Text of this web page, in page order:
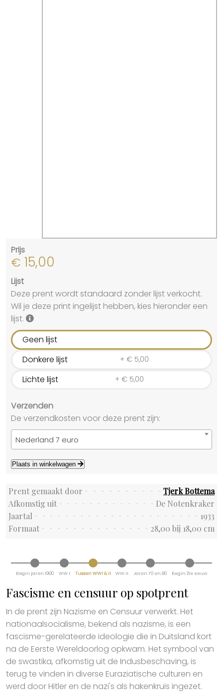
Prijs
€ 15,00
Lijst
Deze prent wordt standaard zonder lijst verkocht.
Wil je deze print ingelijst hebben, kies hieronder een
lijst.
Geen lijst
Donkere lijst
+ € 5,00
Lichte lijst + € 5,00
Verzenden
De verzendkosten voor deze prent zijn:
Nederland 7 euro
Plaats in winkelwagen
Prent gemaakt door
Tjerk Bottema
Afkomstig uit
De Notenkraker
Jaartal
1933
Formaat
28,00 bij 18,00 cm
Begin jaren 1900 WW I Tussen WWI & II WW II Jaren 70 en 80 Begin 21e eeuw
Fascisme en censuur op spotprent
In de prent zijn Nazisme en Censuur verwerkt. Het
nationaalsocialisme, bekend als nazisme, is een
fascisme-gerelateerde ideologie die in Duitsland kort
na de Eerste Wereldoorlog opkwam. Het symbool van
de swastika, afkomstig uit de Indusbeschaving, is
terug te vinden in diverse Euraziatische culturen en
werd door Hitler en de nazi's als hakenkruis ingezet.